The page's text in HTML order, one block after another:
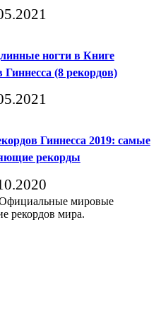
ногти в Книге
Гиннесса (8 рекордов)
Гиннесса 2019: самые
рекорды
мировые
рекордов мира.